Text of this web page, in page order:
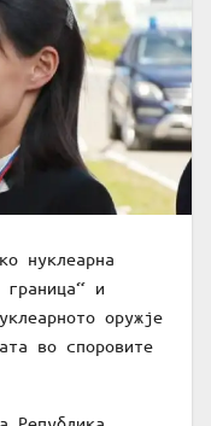
нуклеарна
граница“ и
оружје
во споровите